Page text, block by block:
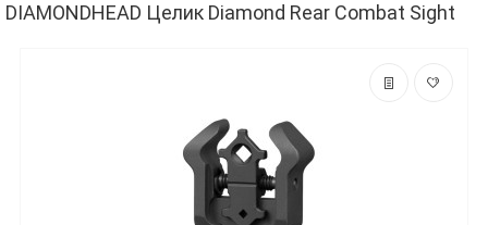
DIAMONDHEAD Целик Diamond Rear Combat Sight